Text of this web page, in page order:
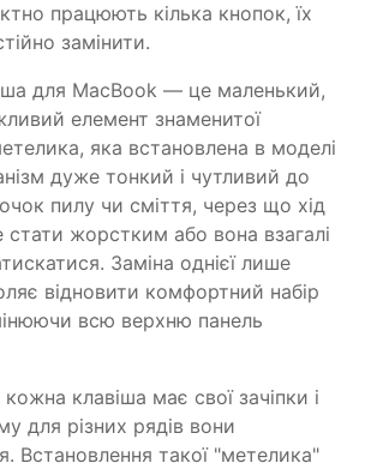
працюють кілька кнопок, їх
замінити.
для MacBook — це маленький,
елемент знаменитої
яка встановлена в моделі
дуже тонкий і чутливий до
пилу чи сміття, через що хід
стати жорстким або вона взагалі
Заміна однієї лише
відновити комфортний набір
всю верхню панель
клавіша має свої зачіпки і
для різних рядів вони
Встановлення такої "метелика"